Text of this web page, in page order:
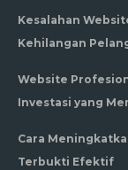
Kesalahan
Kehilangan
Website
Investasi yang
Cara
Terbukti Efektif